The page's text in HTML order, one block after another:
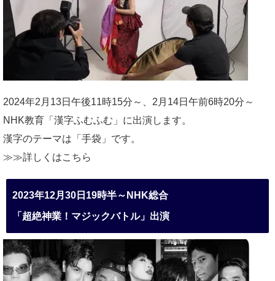
2024年2月13日午後11時15分～、2月14日午前6時20分～
NHK教育「漢字ふむふむ」に出演します。
漢字のテーマは「手袋」です。
≫≫詳しくはこちら
2023年12月30日19時半～NHK総合
「超絶神業！マジックバトル」出演